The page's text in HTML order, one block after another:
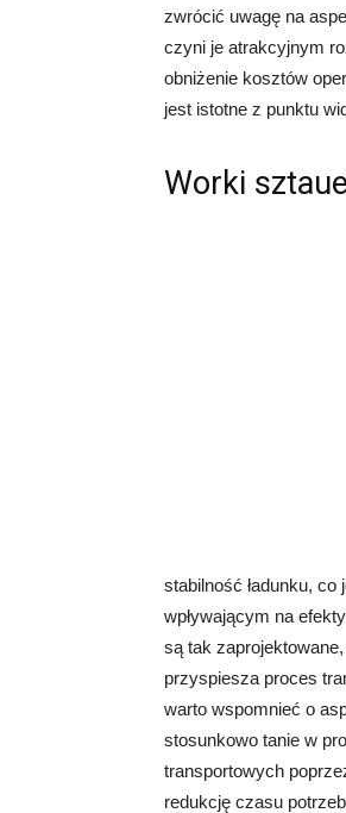
zwrócić uwagę na
czyni je atrakcyjnym
obniżenie kosztów
jest istotne z punktu
Worki
stabilność ładunku,
wpływającym na
są tak
przyspiesza proces
warto wspomnieć o
stosunkowo tanie w
transportowych
redukcję czasu